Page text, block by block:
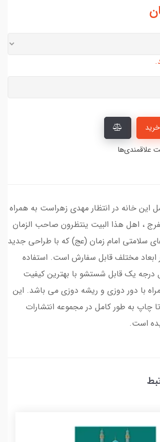
این خانه در انتظار مهدی زهراست به همراه
، اهل هذا البیت ینتظرون صاحب الزمان
سلامتی امام زمان (عج) که با طراحی جدید
ابعاد مختلف قابل سفارش است. استفاده
درجه یک قابل شستشو با بهترین کیفیت
با دور دوزی و ریشه دوزی می باشد. این
چاپ به طور کامل در مجموعه انتشارات
است.